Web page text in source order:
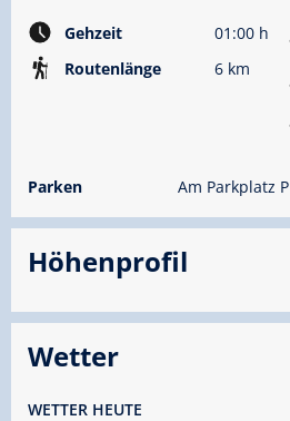
Gehzeit
01:00 h
Routenlänge
6 km
Parken Am Parkplatz
Höhenprofil
Wetter
WETTER HEUTE